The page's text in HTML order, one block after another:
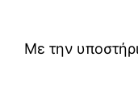
Με την